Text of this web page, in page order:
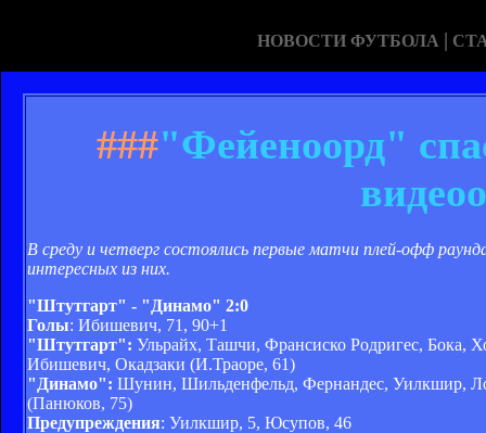
НОВОСТИ ФУТБОЛА |
###"Фейеноорд"
В среду и четверг состоялись первые матчи плей-офф
интересных из них.
"Штутгарт" - "Динамо" 2:0
Голы: Ибишевич, 71, 90+1
"Штутгарт": Ульрайх, Ташчи, Франсиско Родригес, Бока,
Ибишевич, Окадзаки (И.Траоре, 61)
"Динамо": Шунин, Шильденфельд, Фернандес, Уилкшир,
(Панюков, 75)
Предупреждения: Уилкшир, 5, Юсупов, 46